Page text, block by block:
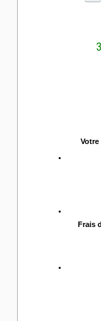
Frais